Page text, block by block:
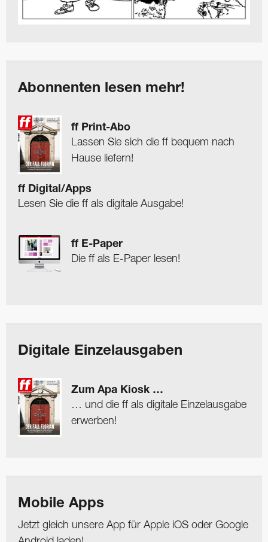
Abonnenten lesen mehr!
ff Print-Abo
Lassen Sie sich die ff bequem nach
Hause liefern!
ff Digital/Apps
Lesen Sie die ff als digitale Ausgabe!
ff E-Paper
Die ff als E-Paper lesen!
Digitale Einzelausgaben
Zum Apa Kiosk …
… und die ff als digitale Einzelausgabe
erwerben!
Mobile Apps
Jetzt gleich unsere App für Apple iOS oder Google